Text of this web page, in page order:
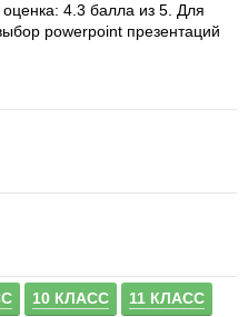
4.3 балла из 5. Для
powerpoint презентаций
10 КЛАСС 11 КЛАСС